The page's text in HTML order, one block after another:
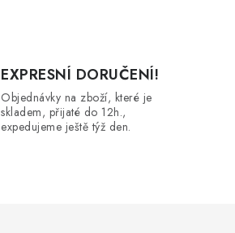
EXPRESNÍ DORUČENÍ!
Objednávky na zboží, které je
skladem, přijaté do 12h.,
expedujeme ještě týž den.